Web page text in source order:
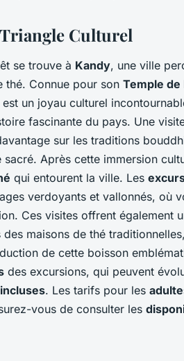
Culturel
se trouve à Kandy, une ville
thé. Connue pour son Temple de
un joyau culturel
fascinante du pays. Une
sur les traditions
sacré. Après cette immersion
qui entourent la ville. Les
verdoyants et vallonnés, où
Ces visites offrent également
maisons de thé
de cette boisson
des excursions, qui peuvent
. Les tarifs pour les
vous de consulter les